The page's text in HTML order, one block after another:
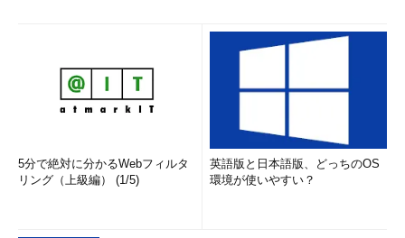
5分で絶対に分かるWebフィルタ
リング（上級編） (1/5)
英語版と日本語版、どっちのOS
環境が使いやすい？